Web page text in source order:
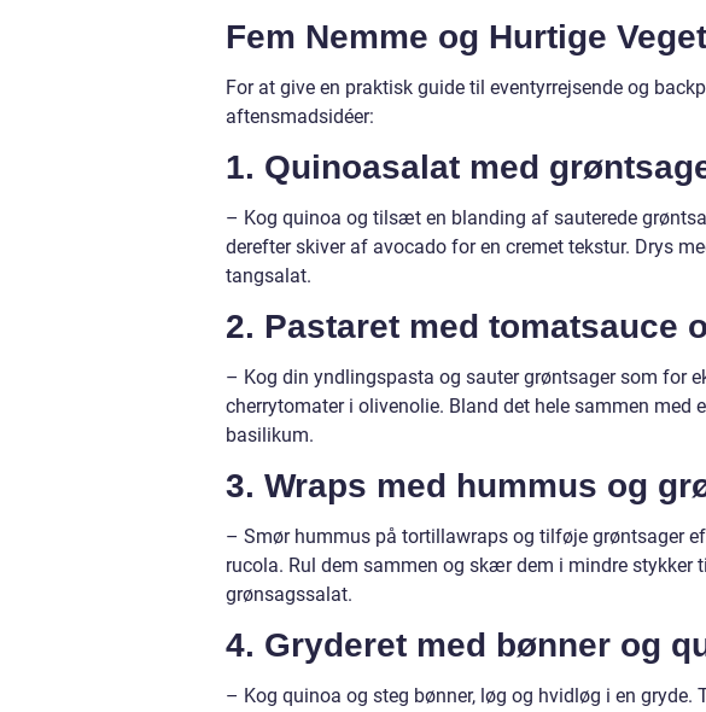
Fem Nemme og Hurtige
For at give en praktisk guide til eventyrrejsende og
aftensmadsidéer:
1. Quinoasalat med
– Kog quinoa og tilsæt en blanding af sauterede
derefter skiver af avocado for en cremet tekstur. Drys
tangsalat.
2. Pastaret med tomatsauce
– Kog din yndlingspasta og sauter grøntsager som for
cherrytomater i olivenolie. Bland det hele sammen
basilikum.
3. Wraps med hummus og
– Smør hummus på tortillawraps og tilføje grøntsager
rucola. Rul dem sammen og skær dem i mindre stykker
grønsagssalat.
4. Gryderet med bønner og
– Kog quinoa og steg bønner, løg og hvidløg i en